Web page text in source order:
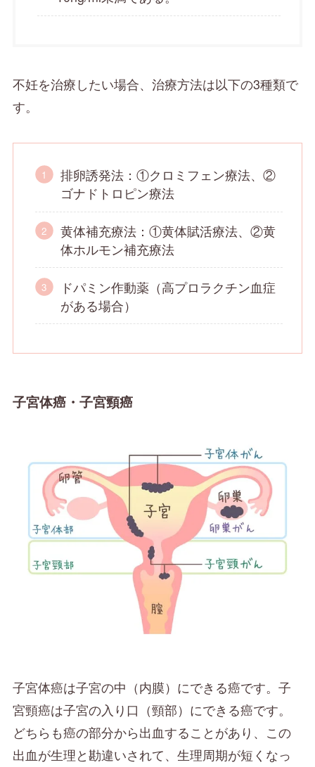
不妊を治療したい場合、治療方法は以下の3種類で
す。
排卵誘発法：①クロミフェン療法、②
ゴナドトロピン療法
黄体補充療法：①黄体賦活療法、②黄
体ホルモン補充療法
ドパミン作動薬（高プロラクチン血症
がある場合）
子宮体癌・子宮頸癌
子宮体癌は子宮の中（内膜）にできる癌です。子
宮頸癌は子宮の入り口（頸部）にできる癌です。
どちらも癌の部分から出血することがあり、この
出血が生理と勘違いされて、生理周期が短くなっ